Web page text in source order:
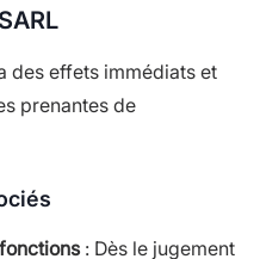
des effets immédiats et
prenantes de
: Dès le jugement